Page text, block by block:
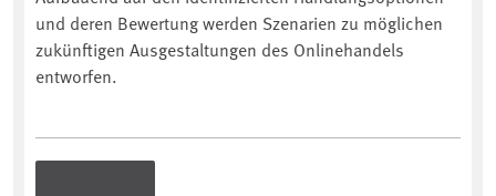
und deren Bewertung werden Szenarien zu möglichen
zukünftigen Ausgestaltungen des Onlinehandels
entworfen.